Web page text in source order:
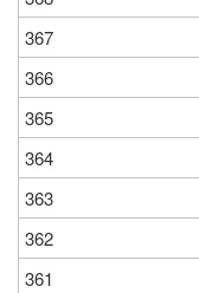
367
366
365
364
363
362
361